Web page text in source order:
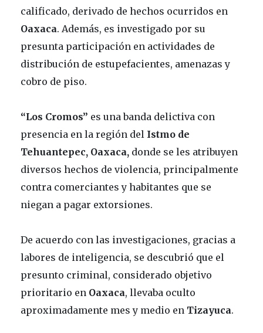
calificado, derivado de hechos ocurridos en
Oaxaca. Además, es investigado por su
presunta participación en actividades de
distribución de estupefacientes, amenazas y
cobro de piso.
“Los Cromos” es una banda delictiva con
presencia en la región del Istmo de
Tehuantepec, Oaxaca, donde se les atribuyen
diversos hechos de violencia, principalmente
contra comerciantes y habitantes que se
niegan a pagar extorsiones.
De acuerdo con las investigaciones, gracias a
labores de inteligencia, se descubrió que el
presunto criminal, considerado objetivo
prioritario en Oaxaca, llevaba oculto
aproximadamente mes y medio en Tizayuca.